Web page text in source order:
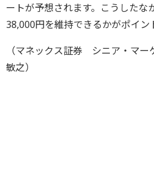
ートが予想されます。こうしたな
38,000円を維持できるかがポイン
（マネックス証券 シニア・マー
敏之）